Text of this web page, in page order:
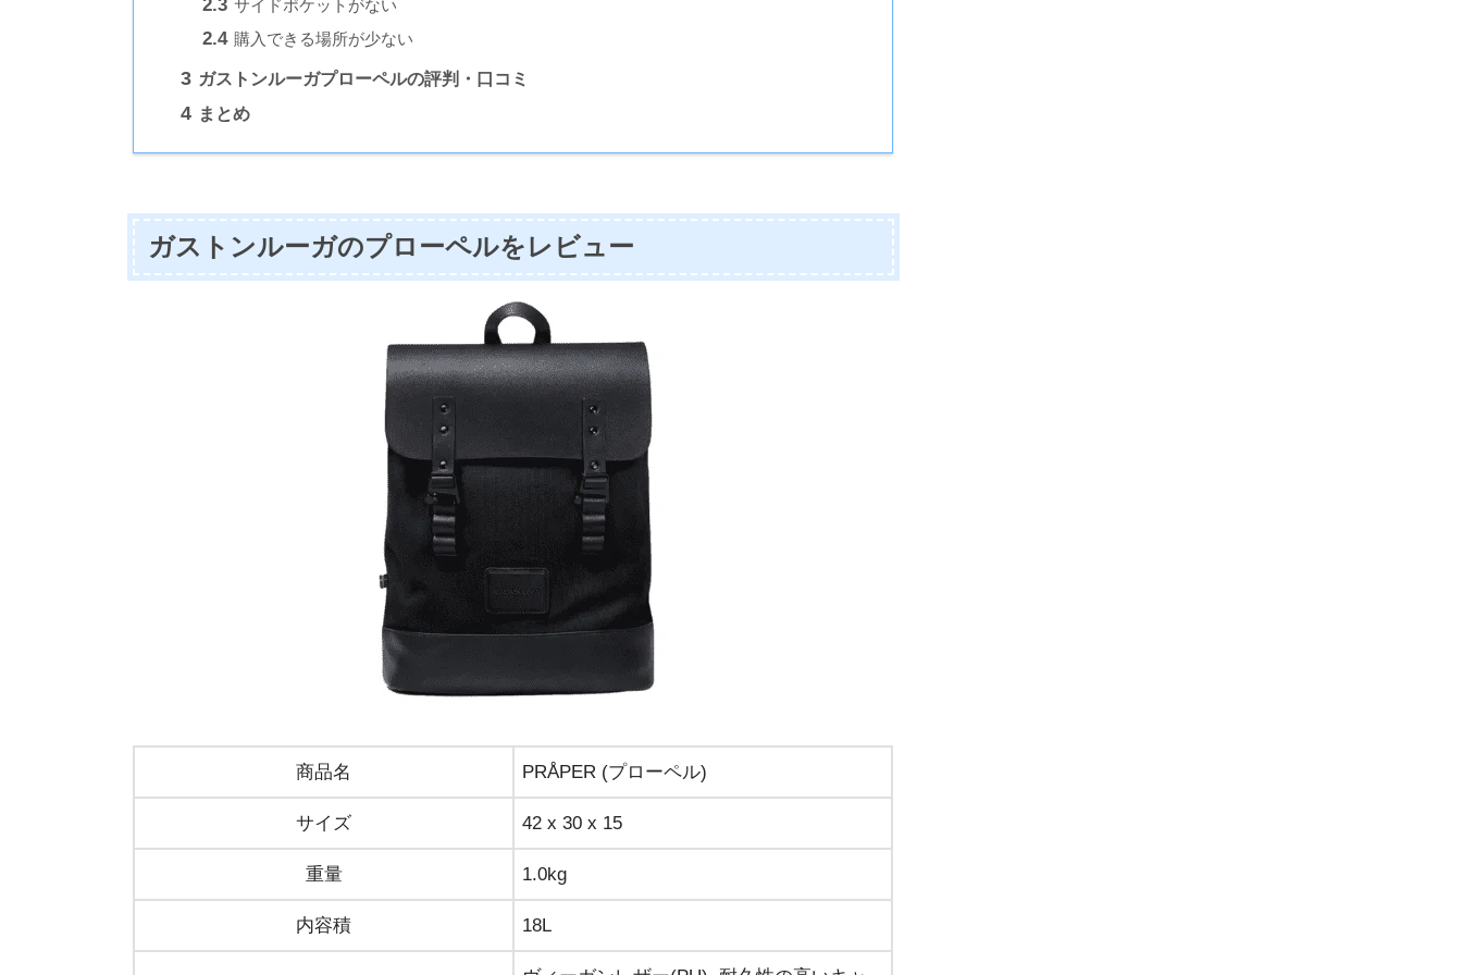
2.3 サイドポケットがない
2.4 購入できる場所が少ない
3 ガストンルーガプローペルの評判・口コミ
4 まとめ
ガストンルーガのプローペルをレビュー
商品名 PRÅPER (プローペル)
サイズ 42 x 30 x 15
重量 1.0kg
内容積 18L